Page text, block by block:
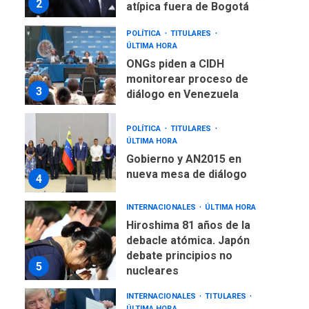
3
monitorear proceso de
diálogo en Venezuela
4
POLÍTICA
TITULARES
ÚLTIMA HORA
Gobierno y AN2015 en
5
INTERNACIONALES
Hiroshima 81 años de la
debacle atómica. Japón
nucleares
6
INTERNACIONALES
TITULARES
ÚLTIMA HORA
Trump vuelve intenta
nuevamente limitar
ciudadanía por nacimiento